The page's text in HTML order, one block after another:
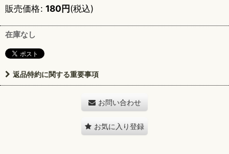
販売価格: 180円(税込)
在庫なし
返品特約に関する重要事項
お問い合わせ
お気に入り登録